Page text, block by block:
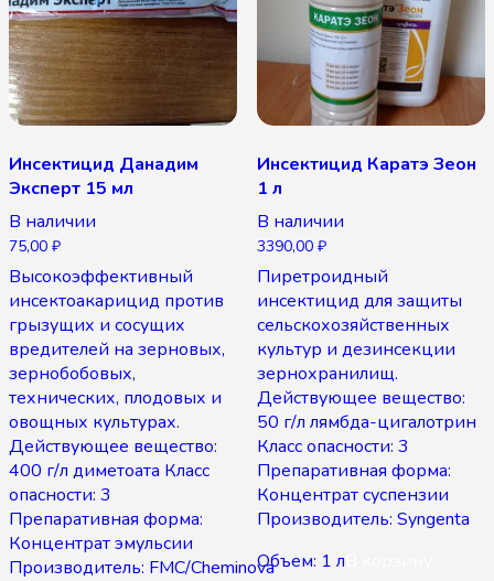
Инсектицид Данадим
Эксперт 15 мл
В наличии
75,00 ₽
Высокоэффективный
инсектоакарицид против
грызущих и сосущих
вредителей на зерновых,
зернобобовых,
технических, плодовых и
овощных культурах.
Действующее вещество:
400 г/л диметоата Класс
опасности: 3
Препаративная форма:
Концентрат эмульсии
Производитель: FMC/Cheminova
Инсектицид Каратэ Зеон
1 л
В наличии
3390,00 ₽
Пиретроидный
инсектицид для защиты
сельскохозяйственных
культур и дезинсекции
зернохранилищ.
Действующее вещество:
50 г/л лямбда-цигалотрин
Класс опасности: 3
Препаративная форма:
Концентрат суспензии
Производитель: Syngenta
Объем: 1 л